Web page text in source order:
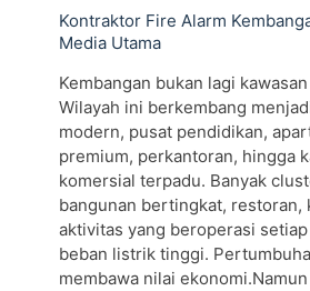
Kontraktor Fire Alarm
Media Utama
Kembangan bukan lagi
Wilayah ini berkembang
modern, pusat pendidikan,
premium, perkantoran, hingga
komersial terpadu. Banyak
bangunan bertingkat, restoran,
aktivitas yang beroperasi
beban listrik tinggi.
membawa nilai